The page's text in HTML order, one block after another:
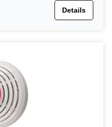
Details